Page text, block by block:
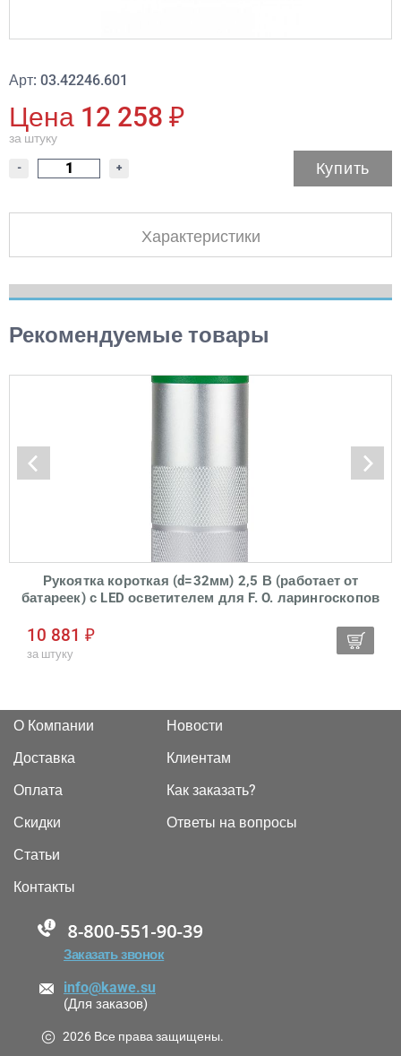
Арт: 03.42246.601
Цена 12 258 ₽
за штуку
- + Купить
Характеристики
Рекомендуемые товары
Рукоятка короткая (d=32мм) 2,5 В (работает от
батареек) с LED осветителем для F. O. ларингоскопов
10 881 ₽
за штуку
О Компании
Доставка
Оплата
Скидки
Новости
Клиентам
Как заказать?
Ответы на вопросы
Статьи
Контакты
88005555550
Заказать звонок
info@kawe.su
(Для заказов)
2026 Все права защищены.